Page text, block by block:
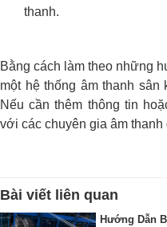
thanh.
Bằng cách làm theo những
một hệ thống âm thanh sân
Nếu cần thêm thông tin
với các chuyên gia âm
Bài viết liên quan
Hướng Dẫn